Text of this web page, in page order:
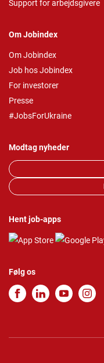
Support for arbejdsgivere
Om Jobindex
Om Jobindex
Job hos Jobindex
For investorer
Presse
#JobsForUkraine
Modtag nyheder
Hent job-apps
Følg os